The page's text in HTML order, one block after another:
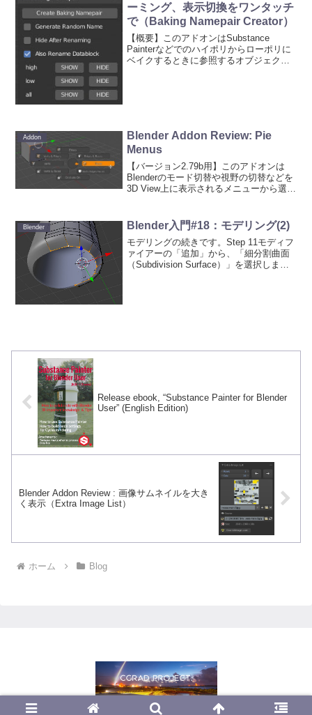
ーミング、表示切換をワンタッチ
で（Baking Namepair Creator）
【概要】このアドオンはSubstance
Painterなどでのハイポリからローポリに
ベイクするときに参照するオブジェクト
Addon
Blender Addon Review: Pie
Menus
【バージョン2.79b用】このアドオンは
Blenderのモード切替や視野の切替などを
3D View上に表示されるメニューから選択
いし、アクセス性が良くなる。このアド
Blender Blender入門#18：モデリング(2)
モデリングの続きです。Step 11モディフ
ァイアーの「追加」から、「細分割曲面
（Subdivision Surface）」を選択しま
Release ebook, “Substance Painter for Blender
User” (English Edition)
Blender Addon Review : 画像サムネイルを大き
く表示（Extra Image List）
ホーム Blog
© 2013 CGrad Project.